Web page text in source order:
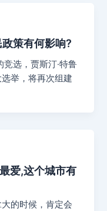
策有何影响?
选，贾斯汀·特鲁
举，将再次组建
爱,这个城市有
的时候，肯定会